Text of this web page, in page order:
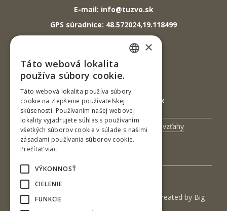
E-mail: info@tuzvo.sk
GPS súradnice: 48.572024,19.118499
IČO: 00397440
DIČ: 2020474808
E-mail: podatelna@tuzvo.sk
Univerzitný magazín
Medzinárodné vzťahy
Veda a výskum
Zamestnanci
(c) 2017 Technická univerzita vo Zvolene | Created by Big
×
Táto webová lokalita
používa súbory cookie.
Táto webová lokalita používa súbory
cookie na zlepšenie používateľskej
skúsenosti. Používaním našej webovej
lokality vyjadrujete súhlas s používaním
všetkých súborov cookie v súlade s našimi
zásadami používania súborov cookie.
Prečítať viac
VÝKONNOSŤ
CIELENIE
FUNKCIE